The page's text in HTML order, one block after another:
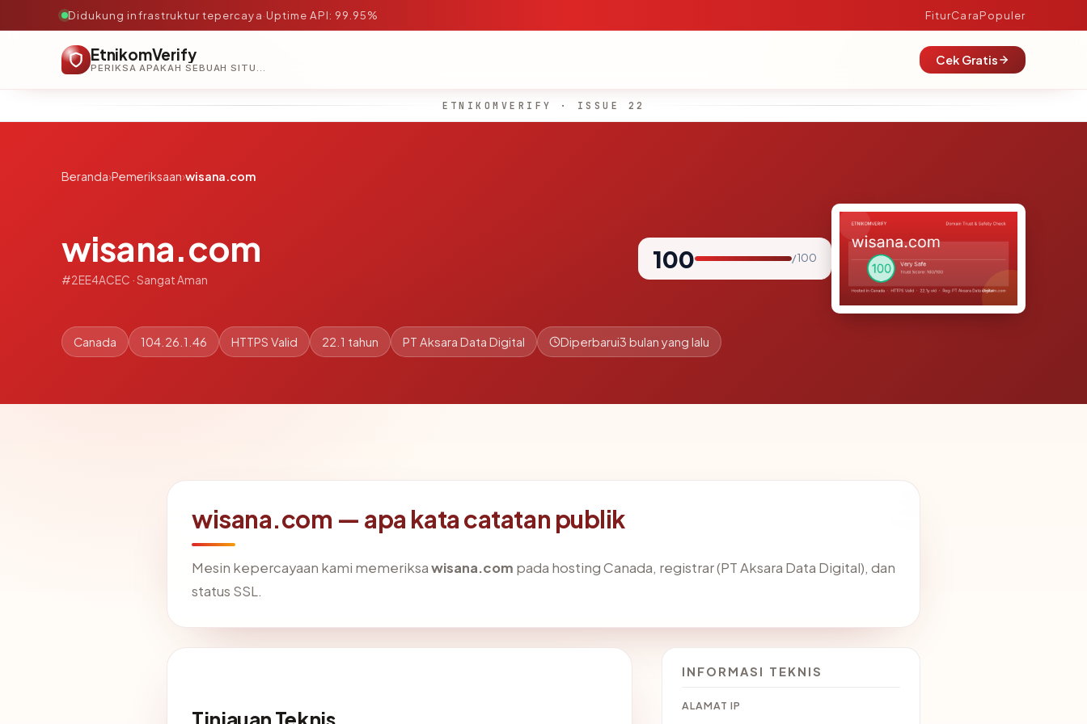
Didukung infrastruktur tepercaya·Uptime API: 99.95% FiturCaraPopuler
EtnikomVerify
PERIKSA APAKAH SEBUAH SITUS AMAN, TEPERCAYA, DAN TERVERIFIKASI DALAM HITUNGAN DETIK.
Cek Gratis
ETNIKOMVERIFY · ISSUE 22
Beranda›Pemeriksaan›wisana.com
wisana.com
#2EE4ACEC · Sangat Aman
100 / 100
Canada 104.26.1.46 HTTPS Valid 22.1 tahun PT Aksara Data Digital Diperbarui3 bulan yang lalu
wisana.com — apa kata catatan publik
Mesin kepercayaan kami memeriksawisana.com pada hosting Canada, registrar (PT Aksara Data Digital), dan
status SSL.
Tinjauan Teknis
INFORMASI TEKNIS
ALAMAT IP